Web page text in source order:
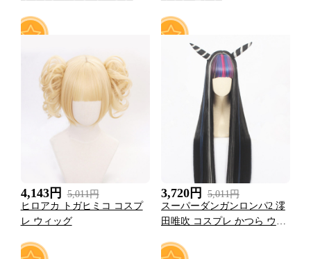
4,143円
5,011円
ヒロアカ トガヒミコ コスプ
レ ウィッグ
3,720円
5,011円
スーパーダンガンロンパ2 澪
田唯吹 コスプレ かつら ウィ